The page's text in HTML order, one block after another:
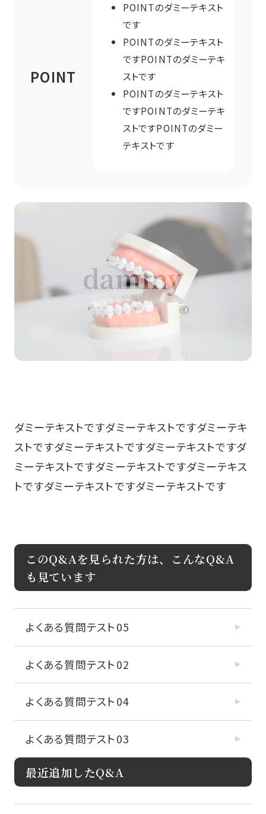
POINT
POINTのダミーテキスト
です
POINTのダミーテキスト
ですPOINTのダミーテキ
ストです
POINTのダミーテキスト
ですPOINTのダミーテキ
ストですPOINTのダミー
テキストです
ダミーテキストですダミーテキストですダミーテキ
ストですダミーテキストですダミーテキストですダ
ミーテキストですダミーテキストですダミーテキス
トですダミーテキストですダミーテキストです
このQ&Aを見られた方は、こんなQ&A
も見ています
よくある質問テスト05
よくある質問テスト02
よくある質問テスト04
よくある質問テスト03
最近追加したQ&A